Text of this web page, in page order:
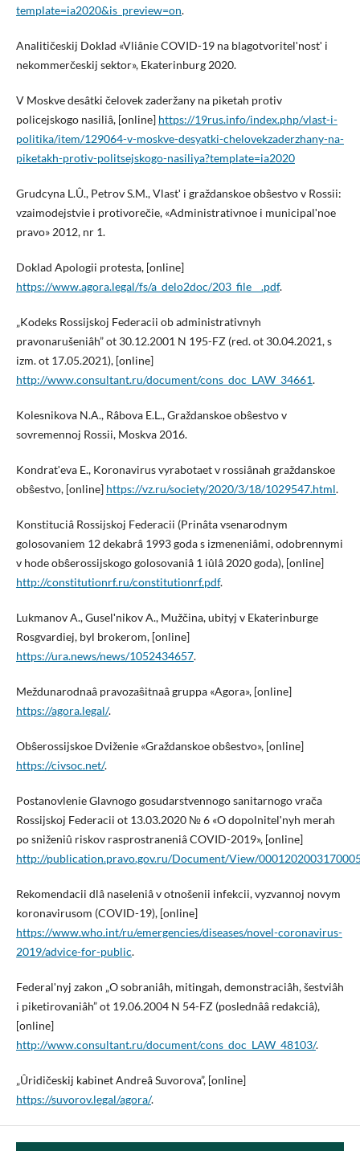
template=ia2020&is_preview=on.
Analitičeskij Doklad «Vliânie COVID-19 na blagotvoritelʹnostʹ i
nekommerčeskij sektor», Ekaterinburg 2020.
V Moskve desâtki čelovek zaderžany na piketah protiv
policejskogo nasiliâ, [online] https://19rus.info/index.php/vlast-i-
politika/item/129064-v-moskve-desyatki-chelovekzaderzhany-na-
piketakh-protiv-politsejskogo-nasiliya?template=ia2020
Grudcyna L.Û., Petrov S.M., Vlastʹ i graždanskoe obŝestvo v Rossii:
vzaimodejstvie i protivorečie, «Administrativnoe i municipalʹnoe
pravo» 2012, nr 1.
Doklad Apologii protesta, [online]
https://www.agora.legal/fs/a_delo2doc/203_file__.pdf.
„Kodeks Rossijskoj Federacii ob administrativnyh
pravonarušeniâh” ot 30.12.2001 N 195-FZ (red. ot 30.04.2021, s
izm. ot 17.05.2021), [online]
http://www.consultant.ru/document/cons_doc_LAW_34661.
Kolesnikova N.A., Râbova E.L., Graždanskoe obŝestvo v
sovremennoj Rossii, Moskva 2016.
Kondratʹeva E., Koronavirus vyrabotaet v rossiânah graždanskoe
obŝestvo, [online] https://vz.ru/society/2020/3/18/1029547.html.
Konstituciâ Rossijskoj Federacii (Prinâta vsenarodnym
golosovaniem 12 dekabrâ 1993 goda s izmeneniâmi, odobrennymi
v hode obŝerossijskogo golosovaniâ 1 iûlâ 2020 goda), [online]
http://constitutionrf.ru/constitutionrf.pdf.
Lukmanov A., Guselʹnikov A., Mužčina, ubityj v Ekaterinburge
Rosgvardiej, byl brokerom, [online]
https://ura.news/news/1052434657.
Meždunarodnaâ pravozaŝitnaâ gruppa «Agora», [online]
https://agora.legal/.
Obŝerossijskoe Dviženie «Graždanskoe obŝestvo», [online]
https://civsoc.net/.
Postanovlenie Glavnogo gosudarstvennogo sanitarnogo vrača
Rossijskoj Federacii ot 13.03.2020 № 6 «O dopolnitelʹnyh merah
po sniženiû riskov rasprostraneniâ COVID-2019», [online]
http://publication.pravo.gov.ru/Document/View/
Rekomendacii dlâ naseleniâ v otnošenii infekcii, vyzvannoj novym
koronavirusom (COVID-19), [online]
https://www.who.int/ru/emergencies/diseases/novel-coronavirus-
2019/advice-for-public.
Federalʹnyj zakon „O sobraniâh, mitingah, demonstraciâh, šestviâh
i piketirovaniâh” ot 19.06.2004 N 54-FZ (poslednââ redakciâ),
[online]
http://www.consultant.ru/document/cons_doc_LAW_48103/.
„Ûridičeskij kabinet Andreâ Suvorova”, [online]
https://suvorov.legal/agora/.